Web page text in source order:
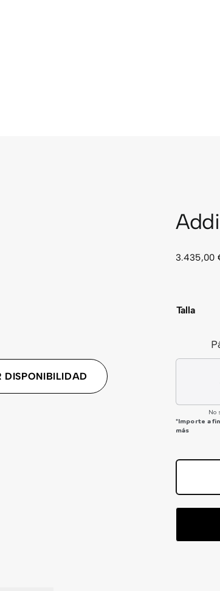
DISPONIBILIDAD
3.435,00
Talla
No
*Importe a
más